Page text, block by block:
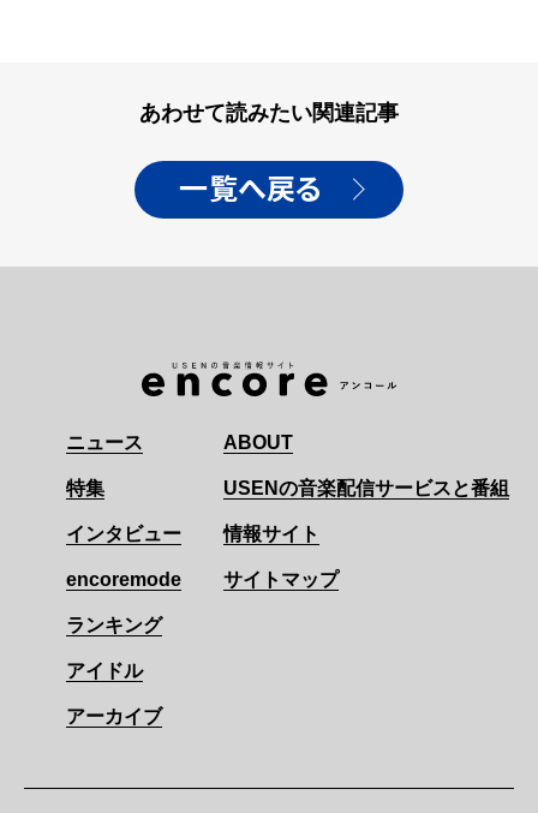
あわせて読みたい関連記事
一覧へ戻る
ニュース
特集
インタビュー
encoremode
ランキング
アイドル
アーカイブ
ABOUT
USENの音楽配信サービスと番組
情報サイト
サイトマップ